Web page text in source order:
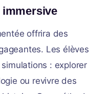
immersive
offrira des
Les élèves
: explorer
ou revivre des